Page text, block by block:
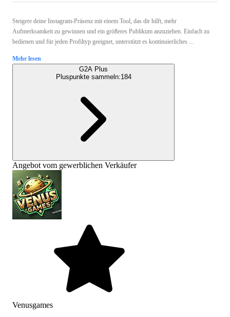
Steigere deine Instagram-Präsenz mit einem Tool, das dir hilft, mehr
Aufmerksamkeit zu gewinnen und ein größeres Publikum anzuziehen. Einfach zu
bedienen und für jeden Profiltyp geeignet, unterstützt es kontinuierliches ...
Mehr lesen
G2A Plus
Pluspunkte sammeln:184
Angebot vom gewerblichen Verkäufer
Venusgames